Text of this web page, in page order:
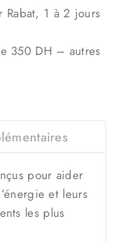
Rabat, 1 à 2 jours
350 DH – autres
pour aider
et leurs
les plus